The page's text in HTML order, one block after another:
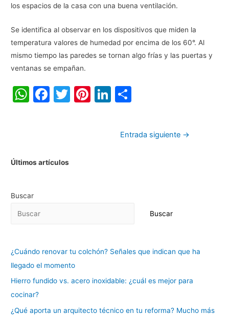
los espacios de la casa con una buena ventilación.
Se identifica al observar en los dispositivos que miden la
temperatura valores de humedad por encima de los 60°. Al
mismo tiempo las paredes se tornan algo frías y las puertas y
ventanas se empañan.
W
A
p
F
b
T
Pi Li
e
m
p
Entrada siguiente →
Últimos artículos
Buscar
Buscar
¿Cuándo renovar tu colchón? Señales que indican que ha
llegado el momento
Hierro fundido vs. acero inoxidable: ¿cuál es mejor para
cocinar?
¿Qué aporta un arquitecto técnico en tu reforma? Mucho más